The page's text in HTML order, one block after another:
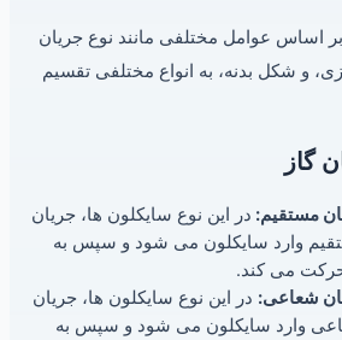
اساس عوامل مختلفی مانند نوع جریان
و شکل بدنه، به انواع مختلفی تقسیم
گاز
مستقیم: در این نوع سایکلون ها، جریان
وارد سایکلون می شود و سپس به
می کند.
شعاعی: در این نوع سایکلون ها، جریان
وارد سایکلون می شود و سپس به